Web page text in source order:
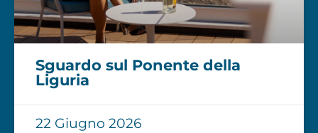
Sguardo sul Ponente della
Liguria
22 Giugno 2026